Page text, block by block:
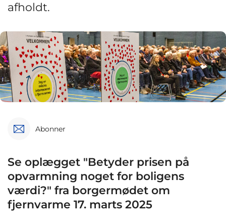
afholdt.
Abonner
Se oplægget "Betyder prisen på
opvarmning noget for boligens
værdi?" fra borgermødet om
fjernvarme 17. marts 2025